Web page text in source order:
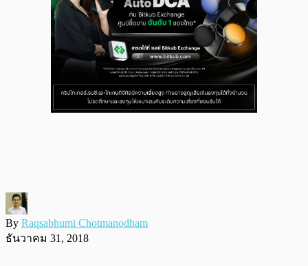
By Raqsabhumi Chotmanodham
ธันวาคม 31, 2018